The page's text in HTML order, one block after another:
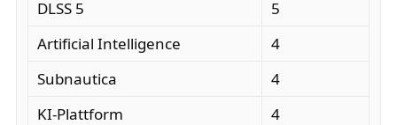
DLSS 5
5
Artificial Intelligence
4
Subnautica
4
KI-Plattform
4